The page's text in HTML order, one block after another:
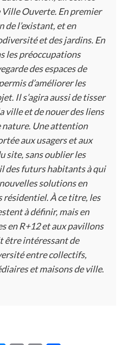
Ville Ouverte. En premier
l’existant, et en
et des jardins. En
les préoccupations
des espaces de
d’améliorer les
Il s’agira aussi de tisser
ville et de nouer des liens
nature. Une attention
aux usagers et aux
site, sans oublier les
des futurs habitants à qui
solutions en
résidentiel. À ce titre, les
à définir, mais en
en R+12 et aux pavillons
être intéressant de
entre collectifs,
et maisons de ville.